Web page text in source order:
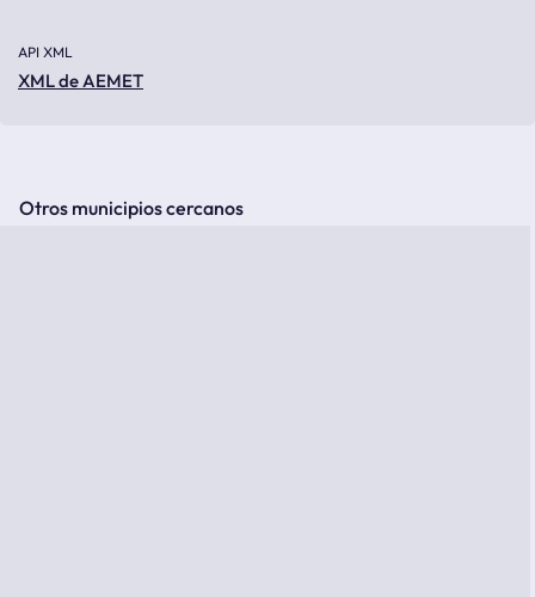
API XML
XML de AEMET
Otros municipios cercanos